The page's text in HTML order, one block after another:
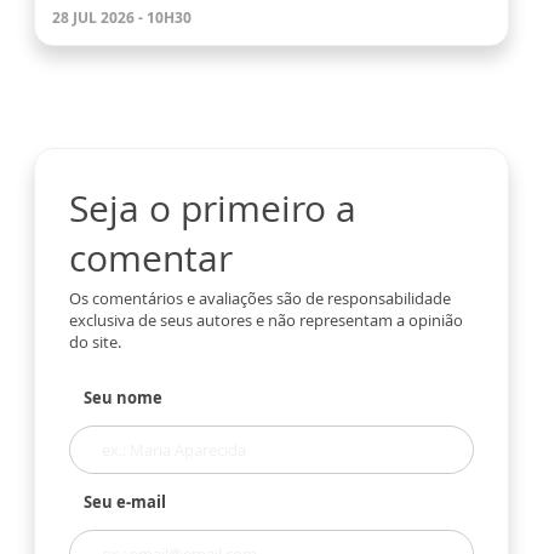
28 JUL 2026 - 10H30
Seja o primeiro a
comentar
Os comentários e avaliações são de responsabilidade
exclusiva de seus autores e não representam a opinião
do site.
Seu nome
Seu e-mail